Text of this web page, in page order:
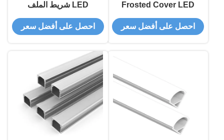
Frosted Cover LED
Strip بروفيل من الألومنيوم
مع سبيكة الألومنيوم من
احصل على أفضل سعر
LED شريط الملف
الألومنيوم مع أكسدة الرمل
وتوجيه الظل صعودا وهبوطا
احصل على أفضل سعر